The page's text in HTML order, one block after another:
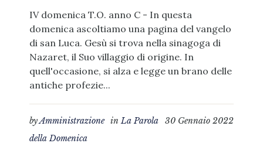
IV domenica T.O. anno C - In questa
domenica ascoltiamo una pagina del vangelo
di san Luca. Gesù si trova nella sinagoga di
Nazaret, il Suo villaggio di origine. In
quell'occasione, si alza e legge un brano delle
antiche profezie...
30 Gennaio 2022
byAmministrazione inLa Parola
della Domenica